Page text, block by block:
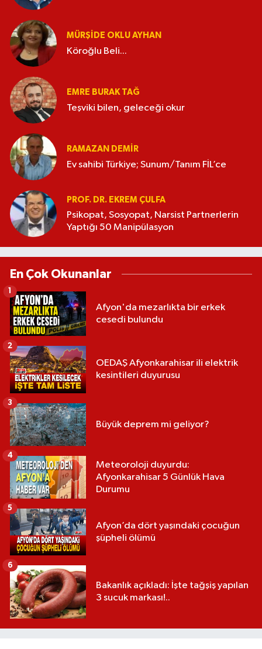
MÜRŞIDE OKLU AYHAN
Köroğlu Beli...
EMRE BURAK TAĞ
Teşviki bilen, geleceği okur
RAMAZAN DEMİR
Ev sahibi Türkiye; Sunum/Tanım FİL’ce
PROF. DR. EKREM ÇULFA
Psikopat, Sosyopat, Narsist Partnerlerin
Yaptığı 50 Manipülasyon
En Çok Okunanlar
Afyon'da mezarlıkta bir erkek
cesedi bulundu
1
OEDAŞ Afyonkarahisar ili elektrik
kesintileri duyurusu
2
Büyük deprem mi geliyor?
3
Meteoroloji duyurdu:
Afyonkarahisar 5 Günlük Hava
Durumu
4
Afyon’da dört yaşındaki çocuğun
şüpheli ölümü
5
Bakanlık açıkladı: İşte tağşiş yapılan
3 sucuk markası!..
6